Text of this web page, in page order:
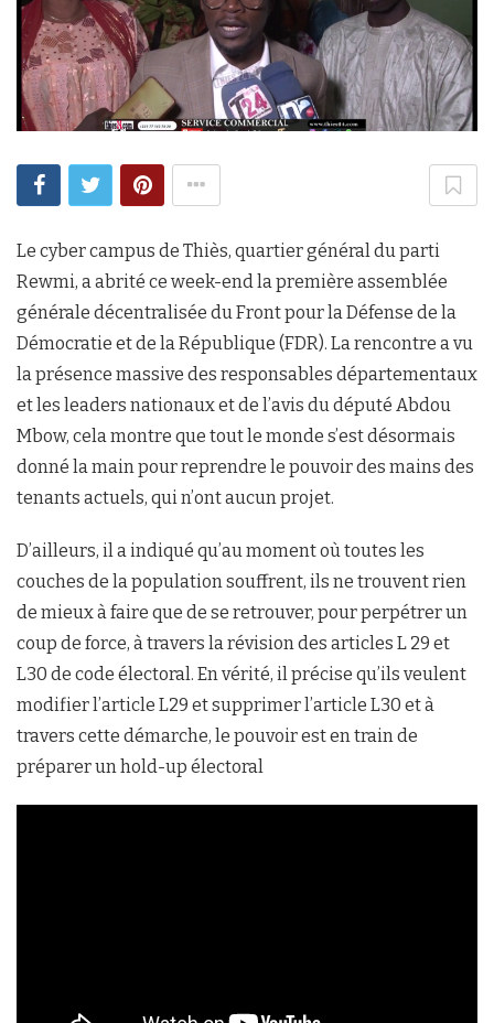
Le cyber campus de Thiès, quartier général du parti
Rewmi, a abrité ce week-end la première assemblée
générale décentralisée du Front pour la Défense de la
Démocratie et de la République (FDR). La rencontre a vu
la présence massive des responsables départementaux
et les leaders nationaux et de l’avis du député Abdou
Mbow, cela montre que tout le monde s’est désormais
donné la main pour reprendre le pouvoir des mains des
tenants actuels, qui n’ont aucun projet.
D’ailleurs, il a indiqué qu’au moment où toutes les
couches de la population souffrent, ils ne trouvent rien
de mieux à faire que de se retrouver, pour perpétrer un
coup de force, à travers la révision des articles L 29 et
L30 de code électoral. En vérité, il précise qu’ils veulent
modifier l’article L29 et supprimer l’article L30 et à
travers cette démarche, le pouvoir est en train de
préparer un hold-up électoral